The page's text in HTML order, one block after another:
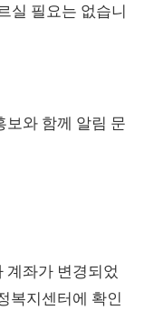
실 필요는 없습니
보와 함께 알림 문
계좌가 변경되었
복지센터에 확인